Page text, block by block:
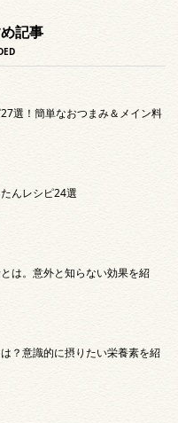
記事
選！簡単なおつまみ＆メイン料
んレシピ24選
は。意外と知らない効果を紹
？意識的に摂りたい栄養素を紹